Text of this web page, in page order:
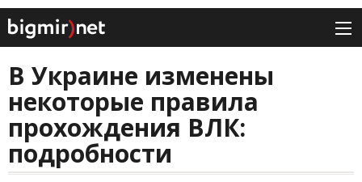
В Украине изменены
некоторые правила
прохождения ВЛК:
подробности